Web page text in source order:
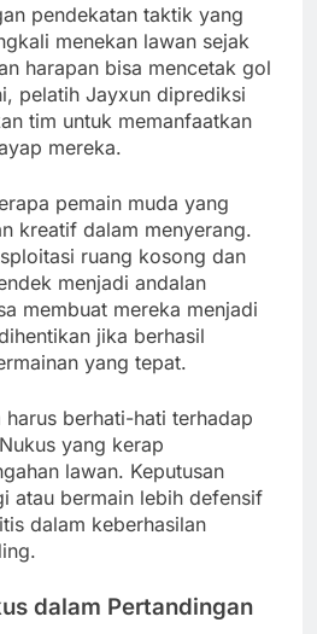
pendekatan taktik yang
menekan lawan sejak
harapan bisa mencetak gol
pelatih Jayxun diprediksi
tim untuk memanfaatkan
mereka.
pemain muda yang
kreatif dalam menyerang.
ruang kosong dan
menjadi andalan
membuat mereka menjadi
jika berhasil
yang tepat.
berhati-hati terhadap
yang kerap
lawan. Keputusan
atau bermain lebih defensif
dalam keberhasilan
dalam Pertandingan